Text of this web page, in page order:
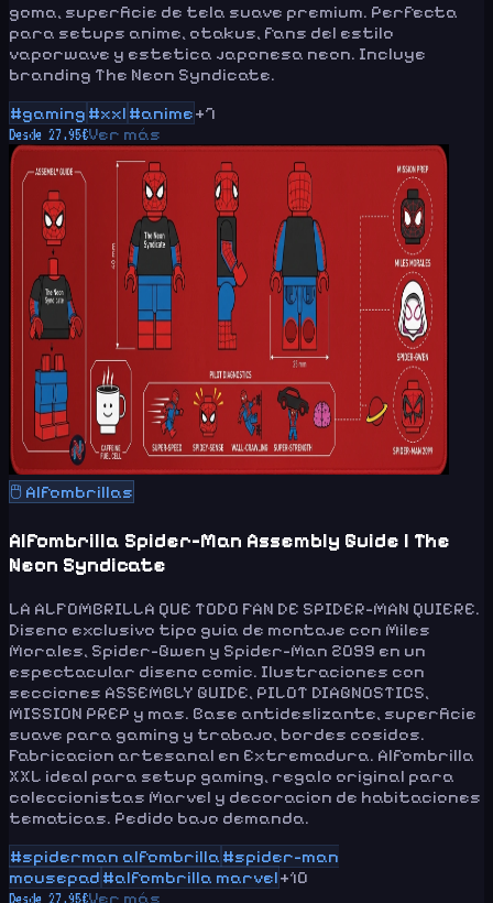
goma, superficie de tela suave premium. Perfecta
para setups anime, otakus, fans del estilo
vaporwave y estetica japonesa neon. Incluye
branding The Neon Syndicate.
#gaming #xxl #anime+7
Desde 27.95€Ver más
🖱️ Alfombrillas
Alfombrilla Spider-Man Assembly Guide | The
Neon Syndicate
LA ALFOMBRILLA QUE TODO FAN DE SPIDER-MAN QUIERE.
Diseno exclusivo tipo guia de montaje con Miles
Morales, Spider-Gwen y Spider-Man 2099 en un
espectacular diseno comic. Ilustraciones con
secciones ASSEMBLY GUIDE, PILOT DIAGNOSTICS,
MISSION PREP y mas. Base antideslizante, superficie
suave para gaming y trabajo, bordes cosidos.
Fabricacion artesanal en Extremadura. Alfombrilla
XXL ideal para setup gaming, regalo original para
coleccionistas Marvel y decoracion de habitaciones
tematicas. Pedido bajo demanda.
#spiderman alfombrilla #spider-man
mousepad #alfombrilla marvel+10
Desde 27.95€Ver más